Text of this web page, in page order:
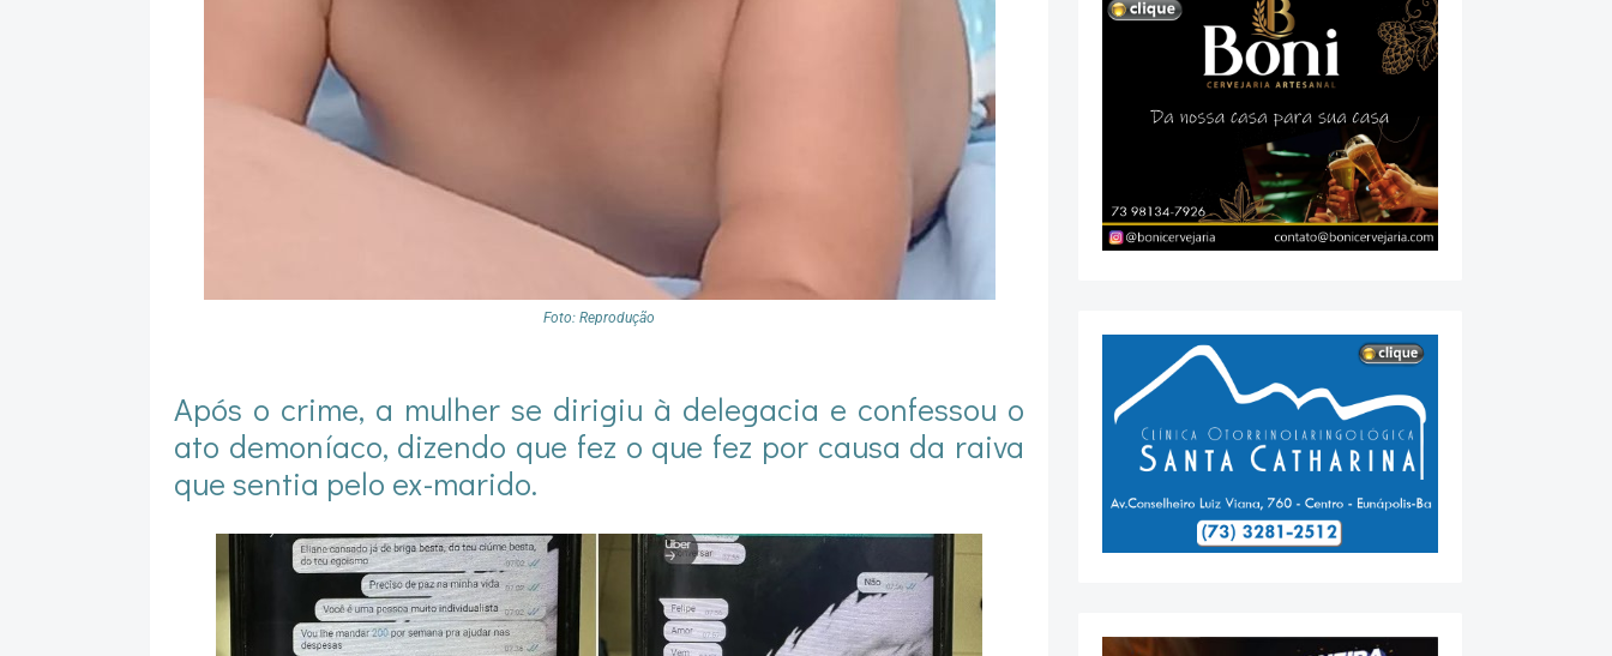
Foto: Reprodução
Após o crime, a mulher se dirigiu à delegacia e confessou o
ato demoníaco, dizendo que fez o que fez por causa da raiva
que sentia pelo ex-marido.